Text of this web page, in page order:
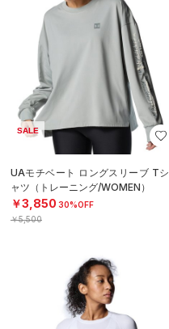
SALE
UAモチベート ロングスリーブ Tシ
ャツ（トレーニング/WOMEN）
￥3,850 30%OFF
￥5,500